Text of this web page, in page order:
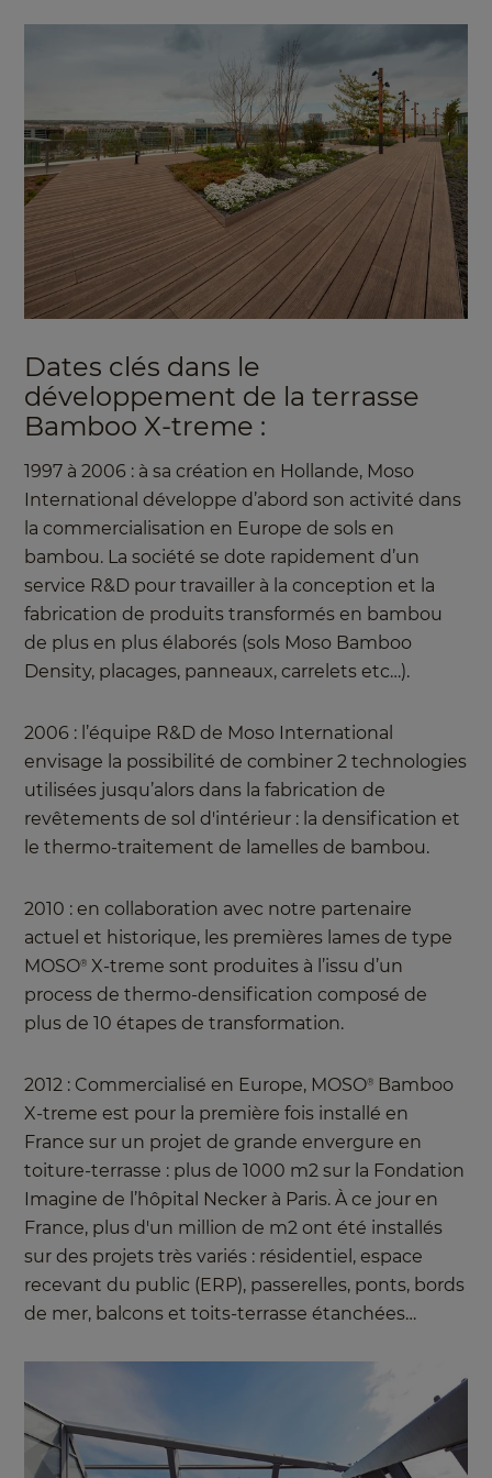
Dates clés dans le
développement de la terrasse
Bamboo X-treme :
1997 à 2006 : à sa création en Hollande, Moso
International développe d’abord son activité dans
la commercialisation en Europe de sols en
bambou. La société se dote rapidement d’un
service R&D pour travailler à la conception et la
fabrication de produits transformés en bambou
de plus en plus élaborés (sols Moso Bamboo
Density, placages, panneaux, carrelets etc…).
2006 : l’équipe R&D de Moso International
envisage la possibilité de combiner 2 technologies
utilisées jusqu’alors dans la fabrication de
revêtements de sol d'intérieur : la densification et
le thermo-traitement de lamelles de bambou.
2010 : en collaboration avec notre partenaire
actuel et historique, les premières lames de type
MOSO® X-treme sont produites à l’issu d’un
process de thermo-densification composé de
plus de 10 étapes de transformation.
2012 : Commercialisé en Europe, MOSO® Bamboo
X-treme est pour la première fois installé en
France sur un projet de grande envergure en
toiture-terrasse : plus de 1000 m2 sur la Fondation
Imagine de l’hôpital Necker à Paris. À ce jour en
France, plus d'un million de m2 ont été installés
sur des projets très variés : résidentiel, espace
recevant du public (ERP), passerelles, ponts, bords
de mer, balcons et toits-terrasse étanchées…